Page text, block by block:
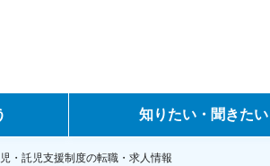
知りたい・聞きたい
転職ノウハウ
・託児支援制度の転職・求人情報